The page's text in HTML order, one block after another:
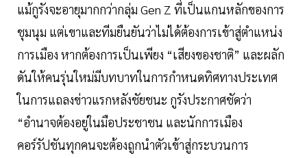
แม้กูรังจะอายุมากกว่ากลุ่ม Gen Z ที่เป็นแกนหลักของการ
ชุมนุม แต่เขาและทีมยืนยันว่าไม่ได้ต้องการเข้าสู่ตำแหน่ง
การเมือง หากต้องการเป็นเพียง “เสียงของชาติ” และผลัก
ดันให้คนรุ่นใหม่มีบทบาทในการกำหนดทิศทางประเทศ
ในการแถลงข่าวแรกหลังชัยชนะ กูรังประกาศชัดว่า
“อำนาจต้องอยู่ในมือประชาชน และนักการเมือง
คอร์รัปชันทุกคนจะต้องถูกนำตัวเข้าสู่กระบวนการ